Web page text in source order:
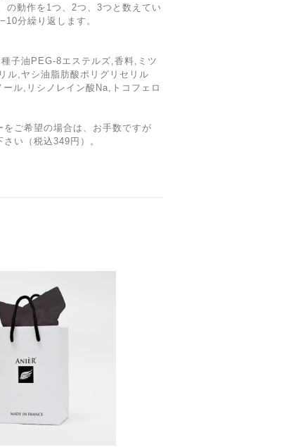
の動作を1つ、2つ、3つと数えてい
分繰り返します。
子油PEG-8エステルズ,香料,ミツ
ル,ヤシ油脂肪酸ポリグリセリル
ル,リシノレイン酸Na,トコフェロ
をご希望の場合は、お手数ですが
い（税込349円）。